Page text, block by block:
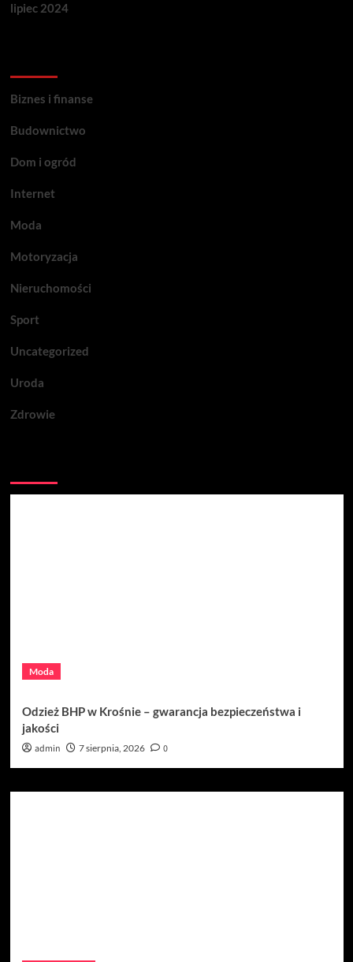
lipiec 2024
Biznes i finanse
Budownictwo
Dom i ogród
Internet
Moda
Motoryzacja
Nieruchomości
Sport
Uncategorized
Uroda
Zdrowie
Moda
Odzież BHP w Krośnie – gwarancja bezpieczeństwa i
jakości
admin 7 sierpnia, 2026 0